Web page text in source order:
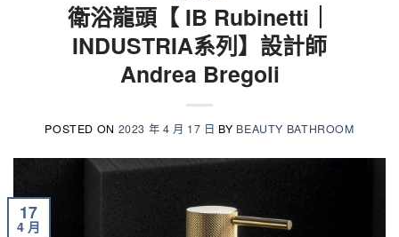
衛浴龍頭【 IB Rubinetti｜
INDUSTRIA系列】設計師
Andrea Bregoli
POSTED ON 2023 年 4 月 17 日 BY BEAUTY BATHROOM
17
4 月